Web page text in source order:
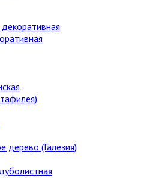
дерево (Галезия)